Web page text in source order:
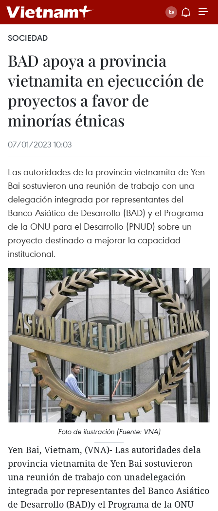
SOCIEDAD
BAD apoya a provincia
vietnamita en ejecucción de
proyectos a favor de
minorías étnicas
07/01/2023 10:03
Las autoridades de la provincia vietnamita de Yen
Bai sostuvieron una reunión de trabajo con una
delegación integrada por representantes del
Banco Asiático de Desarrollo (BAD) y el Programa
de la ONU para el Desarrollo (PNUD) sobre un
proyecto destinado a mejorar la capacidad
institucional.
Foto de ilustración (Fuente: VNA)
Yen Bai, Vietnam, (VNA)- Las autoridades dela
provincia vietnamita de Yen Bai sostuvieron
una reunión de trabajo con unadelegación
integrada por representantes del Banco Asiático
de Desarrollo (BAD)y el Programa de la ONU